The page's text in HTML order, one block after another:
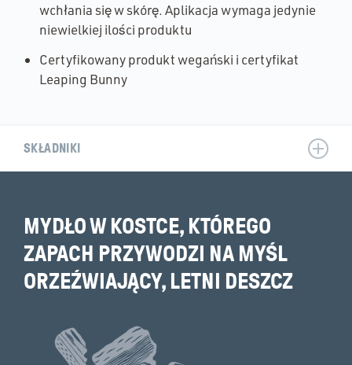
wchłania się w skórę. Aplikacja wymaga jedynie
niewielkiej ilości produktu
Certyfikowany produkt wegański i certyfikat
Leaping Bunny
SKŁADNIKI
MYDŁO W KOSTCE, KTÓREGO
ZAPACH PRZYWODZI NA MYŚL
ORZEŹWIAJĄCY, LETNI DESZCZ